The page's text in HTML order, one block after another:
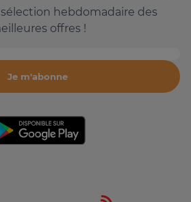
hebdomadaire des
offres !
Je m'abonne